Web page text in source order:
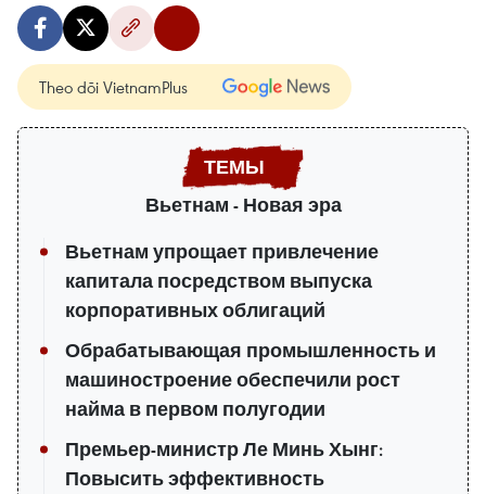
Theo dõi VietnamPlus
Вьетнам - Новая эра
Вьетнам упрощает привлечение
капитала посредством выпуска
корпоративных облигаций
Обрабатывающая промышленность и
машиностроение обеспечили рост
найма в первом полугодии
Премьер-министр Ле Минь Хынг:
Повысить эффективность